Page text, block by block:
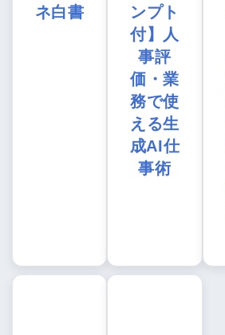
ネ白書
ンプト
付】人
事評
価・業
務で使
える生
成AI仕
事術